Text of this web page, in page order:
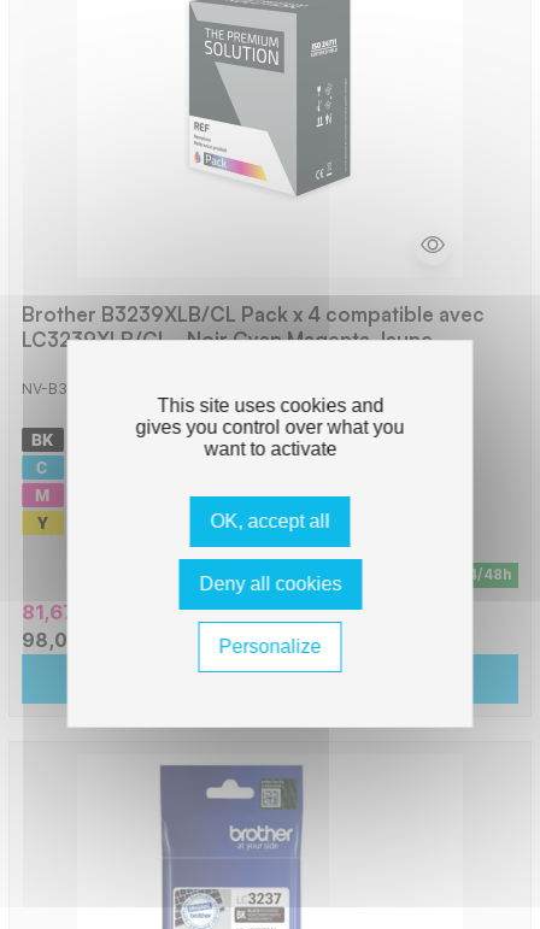
Brother B3239XLB/CL Pack x 4 compatible avec
LC3239XLB/CL - Noir Cyan Magenta Jaune
NV-B3239XLB/CL
6000 pages
5000 pages
En stock - Livraison sous 24/48h
81,67 € HT
98,00 € TTC
Ajouter au panier
This site uses cookies and
gives you control over what you
want to activate
OK, accept all
Deny all cookies
Personalize